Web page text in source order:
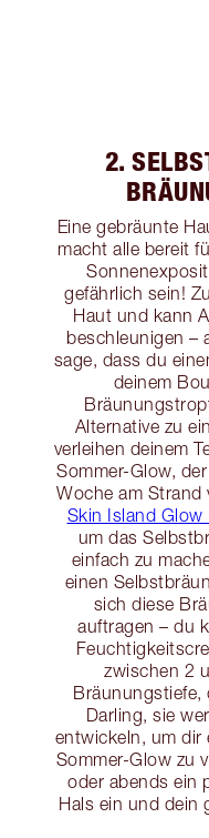
2.
Eine gebräunte
macht alle bereit
gefährlich sein!
Haut und kann
beschleunigen –
sage, dass du
deinem
Alternative zu
verleihen deinem
Sommer-Glow,
Woche am Strand
Skin Island Glow
um das
einfach zu
einen
sich diese
auftragen – du
zwischen 2
Bräunungstiefe,
Darling, sie
entwickeln, um dir
Sommer-Glow zu
oder abends ein
Hals ein und dein